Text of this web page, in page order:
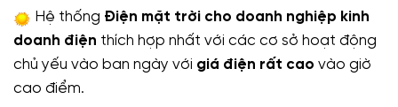
Hệ thống Điện mặt trời cho doanh nghiệp kinh
doanh điện thích hợp nhất với các cơ sở hoạt động
chủ yếu vào ban ngày với giá điện rất cao vào giờ
cao điểm.